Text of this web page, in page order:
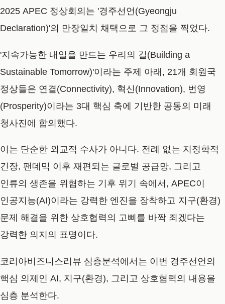
2025 APEC 정상회의는 '경주선언(Gyeongju
Declaration)'의 만장일치 채택으로 그 정점을 찍었다.
'지속가능한 내일을 만드는 우리의 길(Building a
Sustainable Tomorrow)'이라는 주제 아래, 21개 회원국
정상들은 연결(Connectivity), 혁신(Innovation), 번영
(Prosperity)이라는 3대 핵심 축에 기반한 공동의 미래
청사진에 합의했다.
이는 단순한 외교적 수사가 아니다. 전례 없는 지정학적
긴장, 팬데믹 이후 재편되는 글로벌 공급망, 그리고
인류의 생존을 위협하는 기후 위기 속에서, APEC이
인공지능(AI)이라는 강력한 엔진을 장착하고 지구(환경)
문제 해결을 위한 상호협력의 고삐를 바짝 죄겠다는
강력한 의지의 표명이다.
코리아비즈니스리뷰 심층분석에서는 이번 경주선언의
핵심 의제인 AI, 지구(환경), 그리고 상호협력의 내용을
심층 분석한다.